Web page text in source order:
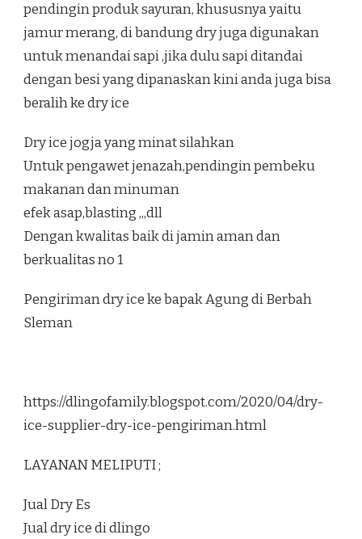
pendingin produk sayuran, khususnya yaitu
jamur merang, di bandung dry juga digunakan
untuk menandai sapi ,jika dulu sapi ditandai
dengan besi yang dipanaskan kini anda juga bisa
beralih ke dry ice
Dry ice jogja yang minat silahkan
Untuk pengawet jenazah,pendingin pembeku
makanan dan minuman
efek asap,blasting ,,,dll
Dengan kwalitas baik di jamin aman dan
berkualitas no 1
Pengiriman dry ice ke bapak Agung di Berbah
Sleman
https://dlingofamily.blogspot.com/2020/04/dry-
ice-supplier-dry-ice-pengiriman.html
LAYANAN MELIPUTI ;
Jual Dry Es
Jual dry ice di dlingo